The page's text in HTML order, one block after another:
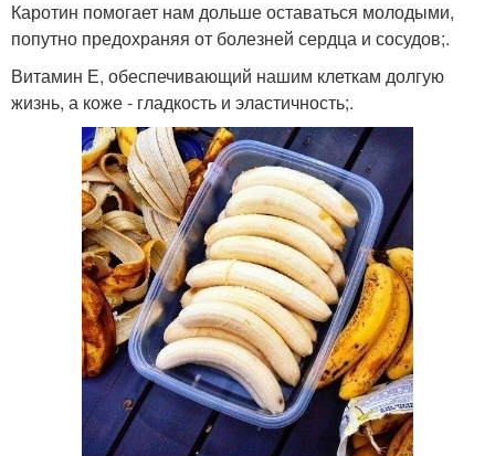
Каротин помогает нам дольше оставаться молодыми,
попутно предохраняя от болезней сердца и сосудов;.
Витамин Е, обеспечивающий нашим клеткам долгую
жизнь, а коже - гладкость и эластичность;.